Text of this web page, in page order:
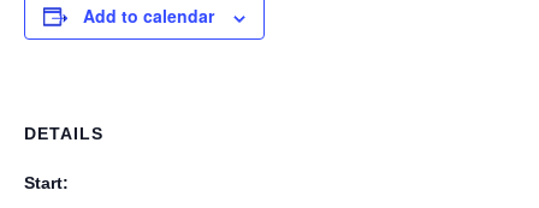
Add to calendar
DETAILS
Start: